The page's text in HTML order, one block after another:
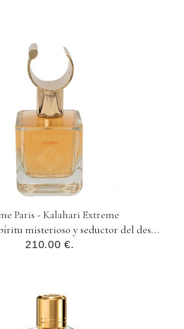
Paris - Kalahari Extreme
misterioso y seductor del des...
210.00 €.